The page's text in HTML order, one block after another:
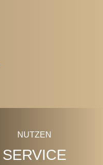
NUTZEN
SERVICE